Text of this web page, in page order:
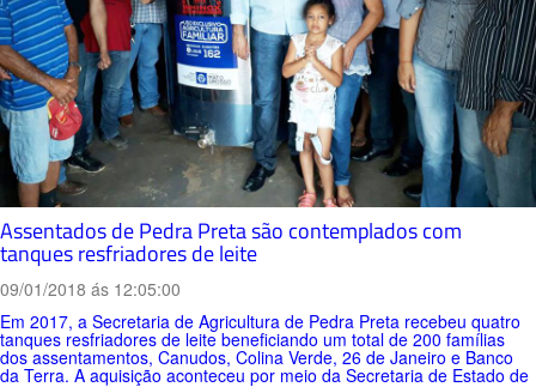
Assentados de Pedra Preta são contemplados com
tanques resfriadores de leite
09/01/2018 ás 12:05:00
Em 2017, a Secretaria de Agricultura de Pedra Preta recebeu quatro
tanques resfriadores de leite beneficiando um total de 200 famílias
dos assentamentos, Canudos, Colina Verde, 26 de Janeiro e Banco
da Terra. A aquisição aconteceu por meio da Secretaria de Estado de